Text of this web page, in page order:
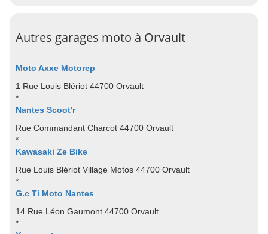
Autres garages moto à Orvault
Moto Axxe Motorep
1 Rue Louis Blériot 44700 Orvault
*
Nantes Scoot'r
Rue Commandant Charcot 44700 Orvault
*
Kawasaki Ze Bike
Rue Louis Blériot Village Motos 44700 Orvault
*
G.c Ti Moto Nantes
14 Rue Léon Gaumont 44700 Orvault
*